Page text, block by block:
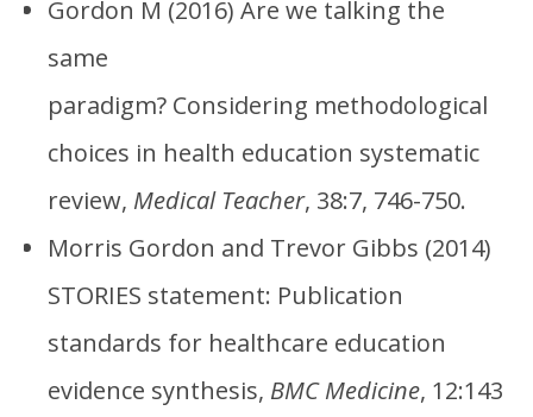
Gordon M (2016) Are we talking the
same
paradigm? Considering methodological
choices in health education systematic
review, Medical Teacher, 38:7, 746-750.
Morris Gordon and Trevor Gibbs (2014)
STORIES statement: Publication
standards for healthcare education
evidence synthesis, BMC Medicine, 12:143